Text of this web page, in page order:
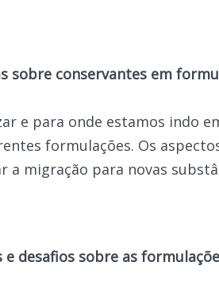
sobre conservantes em
e para onde estamos indo
formulações. Os
a migração para novas
desafios sobre as